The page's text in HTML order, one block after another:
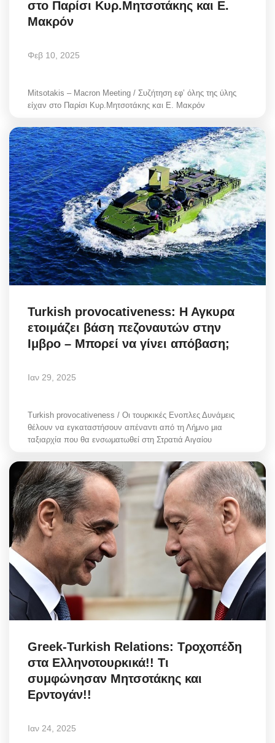
στο Παρίσι Κυρ.Μητσοτάκης και Ε.
Μακρόν
Φεβ 10, 2025
Mitsotakis – Macron Meeting / Συζήτηση εφ’ όλης της ύλης
είχαν στο Παρίσι Κυρ.Μητσοτάκης και Ε. Μακρόν
Turkish provocativeness: Η Αγκυρα
ετοιμάζει βάση πεζοναυτών στην
Ιμβρο – Μπορεί να γίνει απόβαση;
Ιαν 29, 2025
Turkish provocativeness / Οι τουρκικές Ενοπλες Δυνάμεις
θέλουν να εγκαταστήσουν απέναντι από τη Λήμνο μια
ταξιαρχία που θα ενσωματωθεί στη Στρατιά Αιγαίου
Greek-Turkish Relations: Τροχοπέδη
στα Ελληνοτουρκικά!! Τι
συμφώνησαν Μητσοτάκης και
Ερντογάν!!
Ιαν 24, 2025